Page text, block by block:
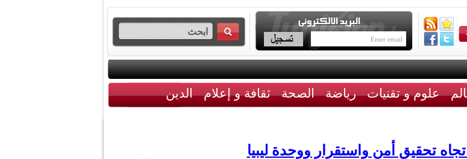
علوم و تقنيات رياضة الصحة ثقافة و إعلام الدين
تحقيق أمن واستقرار ووحدة ليبيا